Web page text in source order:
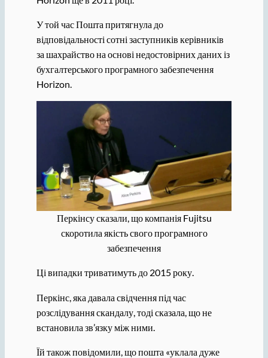
У той час Пошта притягнула до
відповідальності сотні заступників керівників
за шахрайство на основі недостовірних даних із
бухгалтерського програмного забезпечення
Horizon.
Перкінсу сказали, що компанія Fujitsu
скоротила якість свого програмного
забезпечення
Ці випадки триватимуть до 2015 року.
Перкінс, яка давала свідчення під час
розслідування скандалу, тоді сказала, що не
встановила зв’язку між ними.
Їй також повідомили, що пошта «уклала дуже